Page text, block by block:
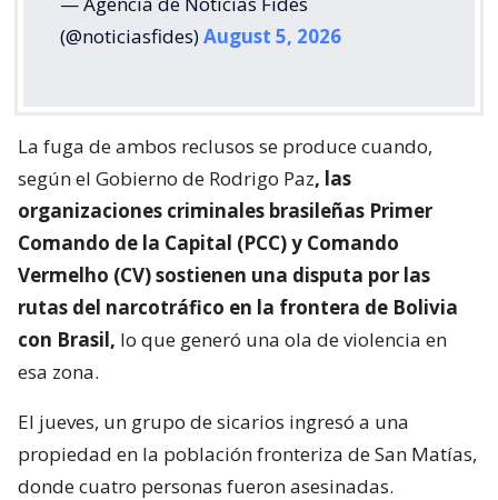
(@noticiasfides)August 5, 2026
La fuga de ambos reclusos se produce cuando,
según el Gobierno de Rodrigo Paz, las
organizaciones criminales brasileñas Primer
Comando de la Capital (PCC) y Comando
Vermelho (CV) sostienen una disputa por las
rutas del narcotráfico en la frontera de Bolivia
con Brasil, lo que generó una ola de violencia en
esa zona.
El jueves, un grupo de sicarios ingresó a una
propiedad en la población fronteriza de San Matías,
donde cuatro personas fueron asesinadas.